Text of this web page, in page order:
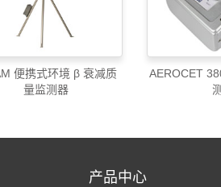
便携式环境 β 衰减质
量监测器
AEROCET
产品中心